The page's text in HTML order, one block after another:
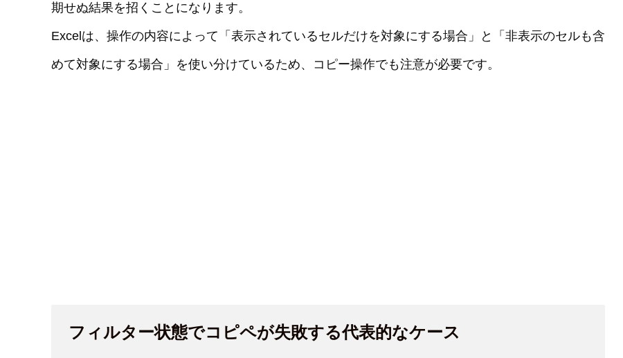
期せぬ結果を招くことになります。
Excelは、操作の内容によって「表示されているセルだけを対象にする場合」と「非表示のセルも含
めて対象にする場合」を使い分けているため、コピー操作でも注意が必要です。
フィルター状態でコピペが失敗する代表的なケース